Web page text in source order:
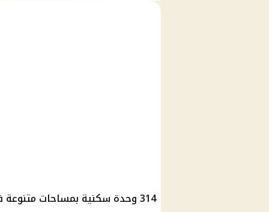
314 وحدة سكنية بمساحات متنوعة في 8 مدن